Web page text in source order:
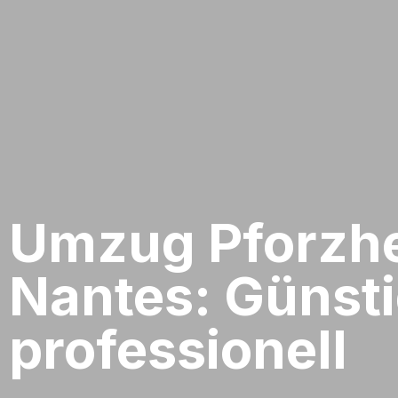
Umzug
Nantes:
professionell​